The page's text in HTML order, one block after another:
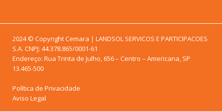
2024 © Copyright Cemara | LANDSOL SERVICOS E PARTICIPACOES
S.A. CNPJ: 44.378.865/0001-61
Endereço: Rua Trinta de Julho, 656 – Centro – Americana, SP
13.465-500
Política de Privacidade
Aviso Legal